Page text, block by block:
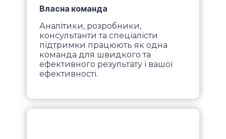
Власна команда
Аналітики, розробники,
консультанти та спеціалісти
підтримки працюють як одна
команда для швидкого та
ефективного результату і вашої
ефективності.